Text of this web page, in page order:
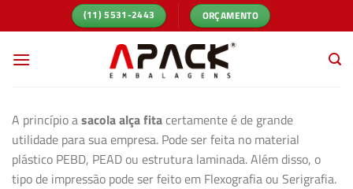
to
(11) 5531-2443 ORÇAMENTO
A princípio asacola alça fita certamente é de grande
utilidade para sua empresa. Pode ser feita no material
plástico PEBD, PEAD ou estrutura laminada. Além disso, o
tipo de impressão pode ser feito em Flexografia ou Serigrafia.